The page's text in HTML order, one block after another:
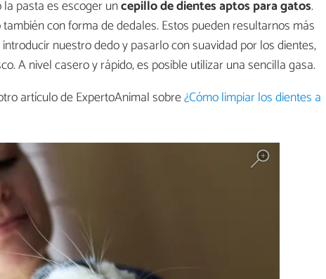
pasta es escoger uncepillo de dientes aptos para gatos.
con forma de dedales. Estos pueden resultarnos más
nuestro dedo y pasarlo con suavidad por los dientes,
A nivel casero y rápido, es posible utilizar una sencilla gasa.
artículo de ExpertoAnimal sobre¿Cómo limpiar los dientes a